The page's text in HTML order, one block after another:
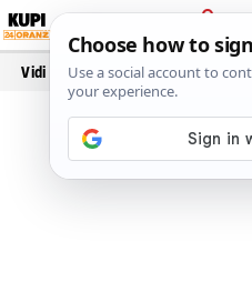
PRIJAVA
Vidi još…